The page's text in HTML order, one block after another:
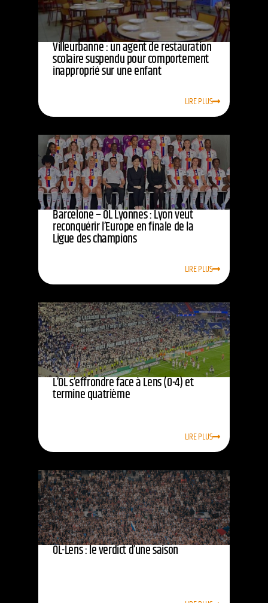
Villeurbanne : un agent de restauration
scolaire suspendu pour comportement
inapproprié sur une enfant
LIRE PLUS
Barcelone – OL Lyonnes : Lyon veut
reconquérir l’Europe en finale de la
Ligue des champions
LIRE PLUS
L’OL s’effrondre face à Lens (0-4) et
termine quatrième
LIRE PLUS
OL-Lens : le verdict d’une saison